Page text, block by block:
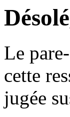
Le
cette
jugée